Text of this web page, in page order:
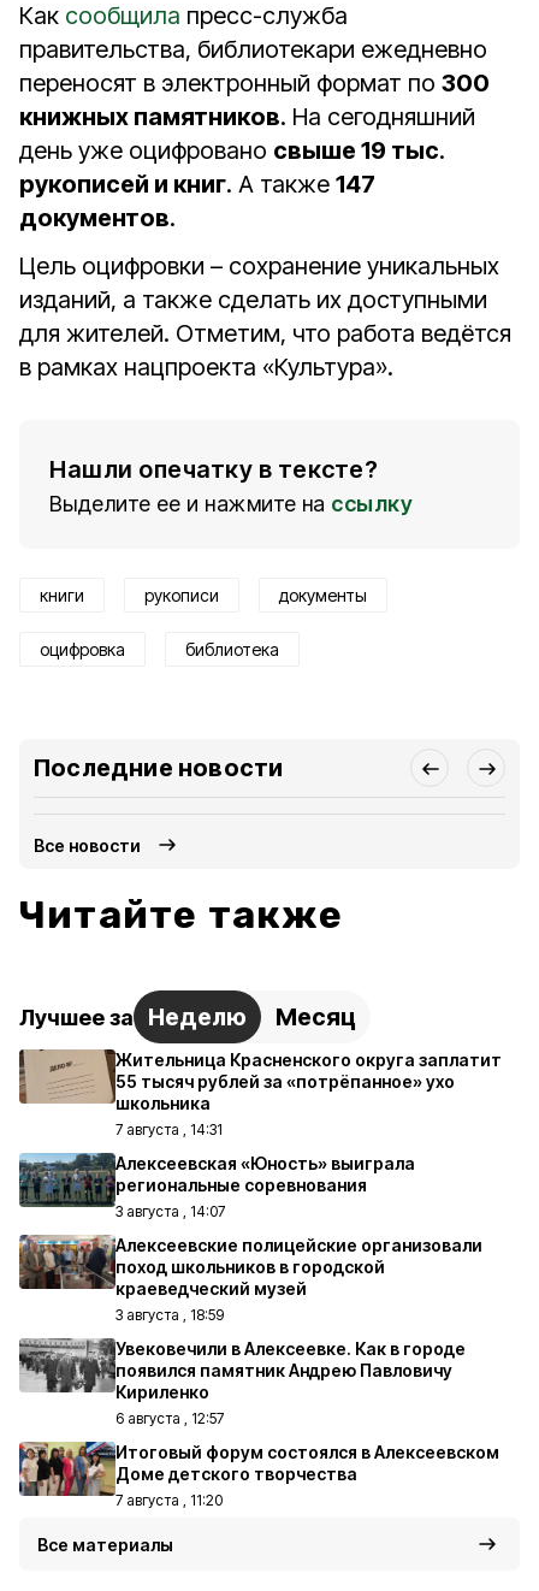
Как сообщила пресс-служба
правительства, библиотекари ежедневно
переносят в электронный формат по 300
книжных памятников. На сегодняшний
день уже оцифровано свыше 19 тыс.
рукописей и книг. А также 147
документов.
Цель оцифровки – сохранение уникальных
изданий, а также сделать их доступными
для жителей. Отметим, что работа ведётся
в рамках нацпроекта «Культура».
Нашли опечатку в тексте?
Выделите ее и нажмите на ссылку
книги рукописи документы
оцифровка библиотека
Последние новости
Все новости
Читайте также
Лучшее за Неделю Месяц
Жительница Красненского округа заплатит
55 тысяч рублей за «потрёпанное» ухо
школьника
7 августа , 14:31
Алексеевская «Юность» выиграла
региональные соревнования
3 августа , 14:07
Алексеевские полицейские организовали
поход школьников в городской
краеведческий музей
3 августа , 18:59
Увековечили в Алексеевке. Как в городе
появился памятник Андрею Павловичу
Кириленко
6 августа , 12:57
Итоговый форум состоялся в Алексеевском
Доме детского творчества
7 августа , 11:20
Все материалы